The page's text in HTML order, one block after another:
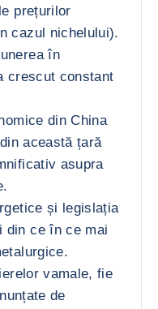
prețurilor
cazul nichelului).
în
crescut constant
din China
această țară
asupra
și legislația
din ce în ce mai
vamale, fie
de